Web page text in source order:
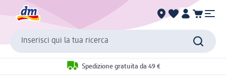
Inserisci qui la tua ricerca
Spedizione gratuita da 49 €